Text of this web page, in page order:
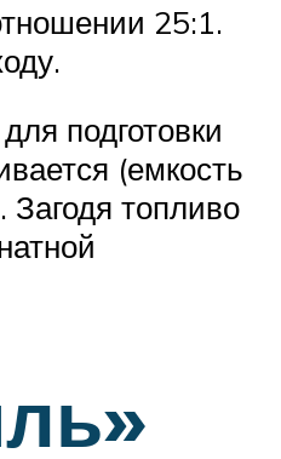
25:1.
подготовки
(емкость
топливо